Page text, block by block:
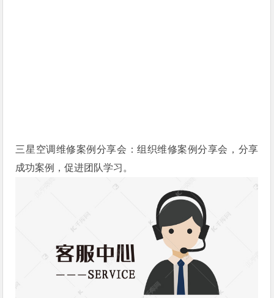
三星空调维修案例分享会：组织维修案例分享会，分享
成功案例，促进团队学习。